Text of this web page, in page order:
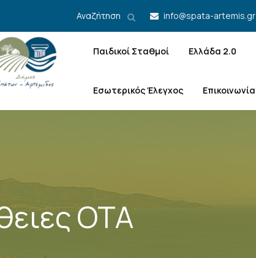
Αναζήτηση info@spata-artemis.gr
Παιδικοί Σταθμοί Ελλάδα 2.0
Εσωτερικός Έλεγχος Επικοινωνία
ΟΤΑ